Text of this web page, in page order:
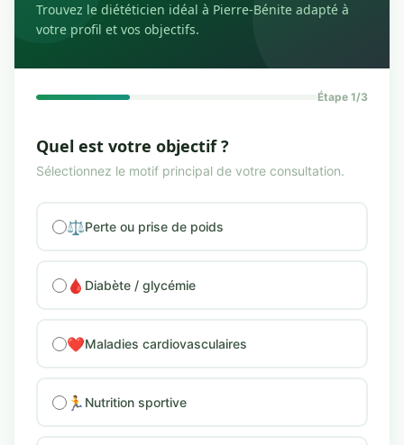
Trouvez le diététicien idéal à Pierre-Bénite adapté à
votre profil et vos objectifs.
Étape 1/3
Quel est votre objectif ?
Sélectionnez le motif principal de votre consultation.
⚖️Perte ou prise de poids
🩸 Diabète / glycémie
❤️Maladies cardiovasculaires
🏃 Nutrition sportive